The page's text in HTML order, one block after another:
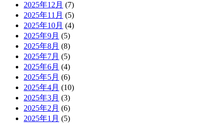
2025年12月 (7)
2025年11月 (5)
2025年10月 (4)
2025年9月 (5)
2025年8月 (8)
2025年7月 (5)
2025年6月 (4)
2025年5月 (6)
2025年4月 (10)
2025年3月 (3)
2025年2月 (6)
2025年1月 (5)